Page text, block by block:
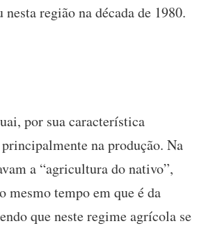
região na década de 1980.
por sua característica
na produção. Na
a “agricultura do nativo”,
mesmo tempo em que é da
que neste regime agrícola se